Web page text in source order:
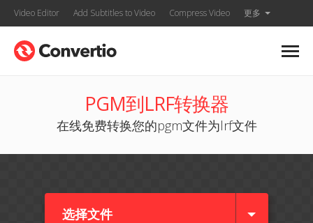
Video Editor Add Subtitles to Video Compress Video 更多
PGM到LRF转换器
在线免费转换您的pgm文件为lrf文件
选择文件